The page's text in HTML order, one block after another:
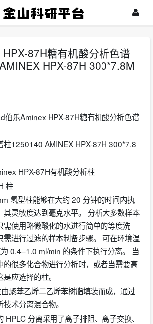
87H糖有机酸分析色谱
HPX-87H 300*7.8M
伯乐Aminex HPX-87H糖有机酸分析色谱
柱1250140 AMINEX HPX-87H 300*7.8
HPX-87H有机酸分析柱
柱
氢型柱能够在大约 20 分钟的时间内执
其灵敏度达到毫克水平。 分析大多数样本
需使用略微酸化的水进行简单的等度洗
需进行过滤的样本制备步骤。 可在环境温
0.4–1.0 ml/min 的条件下执行分离。 当
的很多化合物进行分析时，或者当需要高
应选择的柱。
聚苯乙烯二乙烯苯树脂填装而成，通过
术分离混合物。
HPLC 分离采用了离子排阻、离子交换、